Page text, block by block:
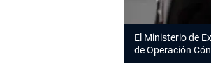
El Ministerio de
de Operación